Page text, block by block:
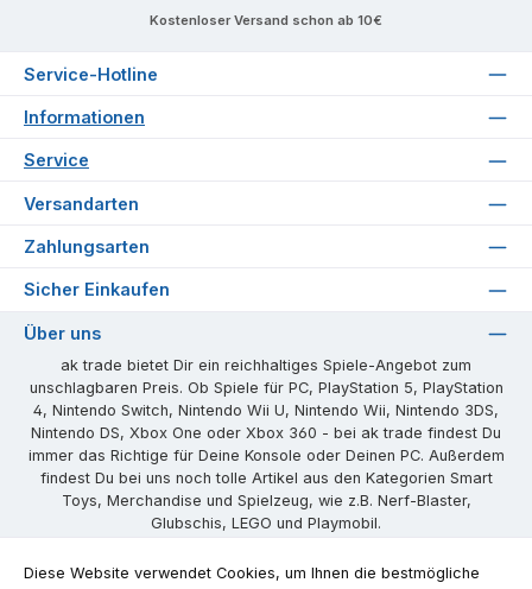
Kostenloser Versand schon ab 10€
Service-Hotline
Informationen
Service
Versandarten
Zahlungsarten
Sicher Einkaufen
Über uns
ak trade bietet Dir ein reichhaltiges Spiele-Angebot zum
unschlagbaren Preis. Ob Spiele für PC, PlayStation 5, PlayStation
4, Nintendo Switch, Nintendo Wii U, Nintendo Wii, Nintendo 3DS,
Nintendo DS, Xbox One oder Xbox 360 - bei ak trade findest Du
immer das Richtige für Deine Konsole oder Deinen PC. Außerdem
findest Du bei uns noch tolle Artikel aus den Kategorien Smart
Toys, Merchandise und Spielzeug, wie z.B. Nerf-Blaster,
Glubschis, LEGO und Playmobil.
Unsere Communities
Diese Website verwendet Cookies, um Ihnen die bestmögliche